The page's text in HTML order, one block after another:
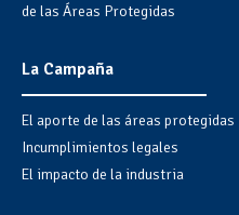
de las Áreas Protegidas
La Campaña
El aporte de las áreas protegidas
Incumplimientos legales
El impacto de la industria